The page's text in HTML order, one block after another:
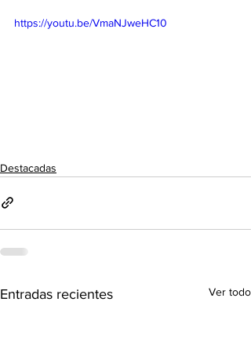
https://youtu.be/VmaNJweHC10
Destacadas
Entradas recientes Ver todo